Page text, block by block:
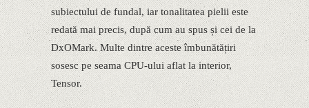
subiectului de fundal, iar tonalitatea pielii este
redată mai precis, după cum au spus și cei de la
DxOMark. Multe dintre aceste îmbunătățiri
sosesc pe seama CPU-ului aflat la interior,
Tensor.